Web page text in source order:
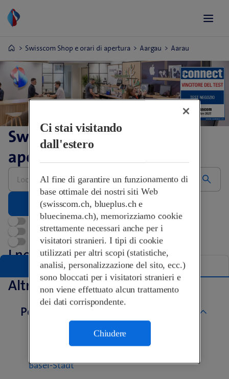
Swisscom Shop e orari di apertura Aargau Aarau
Swisscom Shop e orari di
apertura
Inserire
l’indirizzo,
Aperti adesso
Appuntamento
Swisscom World Partner
I nostri Shop a Aarau
Elenco Mappa
Altri Swisscom Shop
Per cantone
Basel-Landschaft
Basel-Stadt
Ci stai visitando
dall'estero
Al fine di garantire un funzionamento di
base ottimale dei nostri siti Web
(swisscom.ch, blueplus.ch e
bluecinema.ch), memorizziamo cookie
strettamente necessari anche per i
visitatori stranieri. I tipi di cookie
utilizzati per altri scopi (statistiche,
analisi, personalizzazione del sito, ecc.)
sono bloccati per i visitatori stranieri e
non viene effettuato alcun trattamento
dei dati corrispondente.
Chiudere